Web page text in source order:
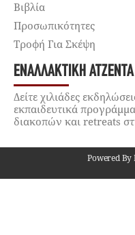
Βιβλία
Προσωπικότητες
Τροφή Για Σκέψη
ΕΝΑΛΛΑΚΤΙΚΉ ΑΤΖΈΝΤΑ
Δείτε χιλιάδες
εκπαιδευτικά
διακοπών και retreats
Powered By